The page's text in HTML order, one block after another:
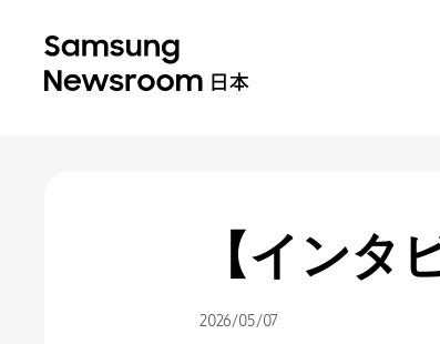
【イン
2026/05/07